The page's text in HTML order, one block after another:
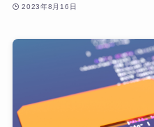
2023年8月16日